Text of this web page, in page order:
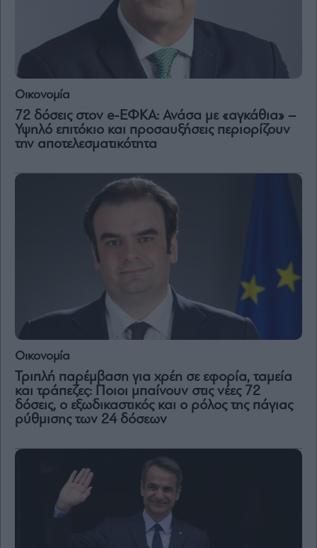
Οικονομία
72 δόσεις στον e-ΕΦΚΑ: Ανάσα με «αγκάθια» –
Υψηλό επιτόκιο και προσαυξήσεις περιορίζουν
την αποτελεσματικότητα
Οικονομία
Τριπλή παρέμβαση για χρέη σε εφορία, ταμεία
και τράπεζες: Ποιοι μπαίνουν στις νέες 72
δόσεις, ο εξωδικαστικός και ο ρόλος της πάγιας
ρύθμισης των 24 δόσεων